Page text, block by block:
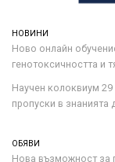
НОВИНИ
Ново онлайн
генотоксичността и
Научен колоквиум
пропуски в знанията
ОБЯВИ
Нова възможност за